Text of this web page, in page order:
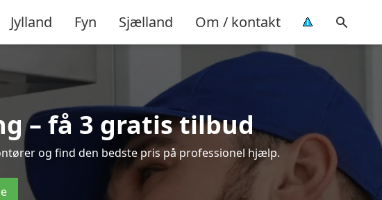
Jylland Fyn Sjælland Om / kontakt
– få 3 gratis tilbud
og find den bedste pris på professionel hjælp.